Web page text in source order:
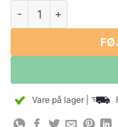
Grade N52
Vare på lager